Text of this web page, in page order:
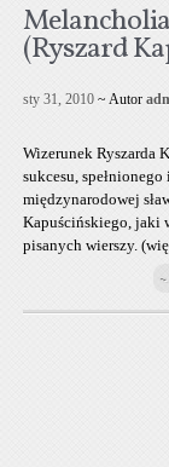
(Ryszard
sty 31, 2010 ~ Autor
Wizerunek Ryszarda
sukcesu,
międzynarodowej
Kapuścińskiego, jaki
pisanych wierszy.